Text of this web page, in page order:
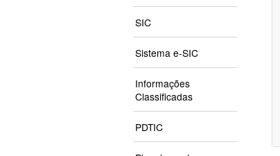
SIC
Sistema e-SIC
Informações
Classificadas
PDTIC